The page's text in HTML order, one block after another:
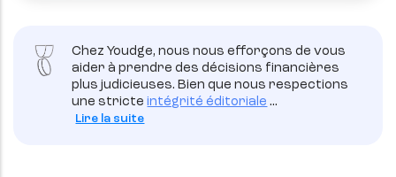
Chez Youdge, nous nous efforçons de vous
aider à prendre des décisions financières
plus judicieuses. Bien que nous respections
une stricteintégrité éditoriale ...
Lire la suite